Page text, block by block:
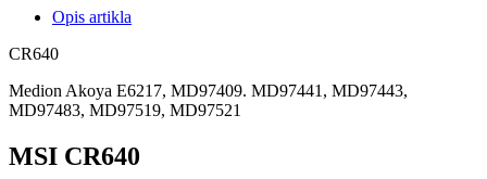
Opis artikla
CR640
Medion Akoya E6217, MD97409. MD97441, MD97443,
MD97483, MD97519, MD97521
MSI CR640